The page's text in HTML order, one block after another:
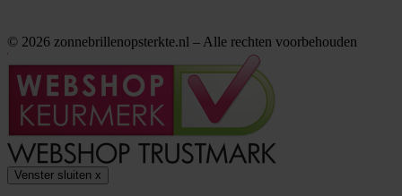
© 2026 zonnebrillenopsterkte.nl – Alle rechten voorbehouden
Venster sluiten x